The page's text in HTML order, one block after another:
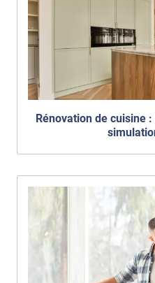
Rénovation de cuisine